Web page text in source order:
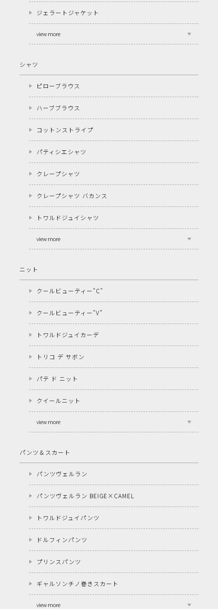
ジェラートジャケット
view more
シャツ
ピローブラウス
ハーブブラウス
コットンストライプ
パティシエシャツ
クレープシャツ
クレープシャツ バカンス
トワルドジュイシャツ
view more
ニット
クールビューティー"C"
クールビューティー"V"
トワルドジュイカーデ
トリコ デ サボン
パテ ド ニット
クイールニット
view more
パンツ＆スカート
パンツヴェルラン
パンツヴェルラン BEIGE×CAMEL
トワルドジュイパンツ
ドルフィンパンツ
プリンスパンツ
ギャルソンチノ巻きスカート
view more